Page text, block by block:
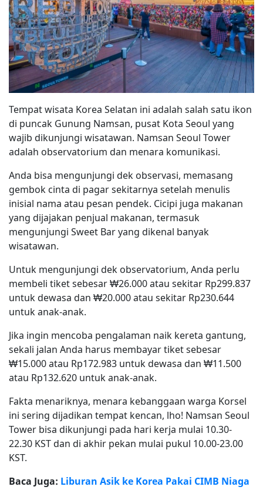
Tempat wisata Korea Selatan ini adalah salah satu ikon
di puncak Gunung Namsan, pusat Kota Seoul yang
wajib dikunjungi wisatawan. Namsan Seoul Tower
adalah observatorium dan menara komunikasi.
Anda bisa mengunjungi dek observasi, memasang
gembok cinta di pagar sekitarnya setelah menulis
inisial nama atau pesan pendek. Cicipi juga makanan
yang dijajakan penjual makanan, termasuk
mengunjungi Sweet Bar yang dikenal banyak
wisatawan.
Untuk mengunjungi dek observatorium, Anda perlu
membeli tiket sebesar ₩26.000 atau sekitar Rp299.837
untuk dewasa dan ₩20.000 atau sekitar Rp230.644
untuk anak-anak.
Jika ingin mencoba pengalaman naik kereta gantung,
sekali jalan Anda harus membayar tiket sebesar
₩15.000 atau Rp172.983 untuk dewasa dan ₩11.500
atau Rp132.620 untuk anak-anak.
Fakta menariknya, menara kebanggaan warga Korsel
ini sering dijadikan tempat kencan, lho! Namsan Seoul
Tower bisa dikunjungi pada hari kerja mulai 10.30-
22.30 KST dan di akhir pekan mulai pukul 10.00-23.00
KST.
Baca Juga: Liburan Asik ke Korea Pakai CIMB Niaga